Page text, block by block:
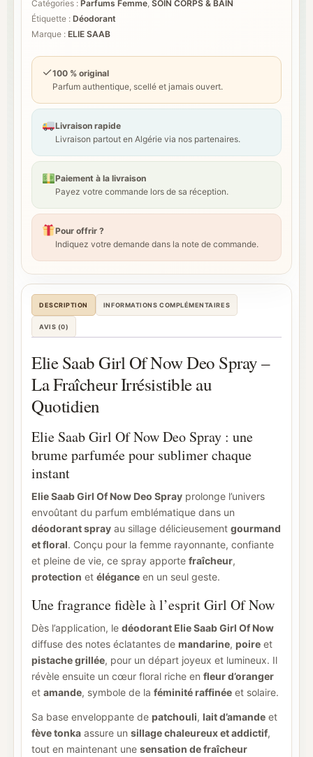
Catégories : Parfums Femme, SOIN CORPS & BAIN
Étiquette : Déodorant
Marque : ELIE SAAB
✓100 % original
Parfum authentique, scellé et jamais ouvert.
Livraison rapide
Livraison partout en Algérie via nos partenaires.
Paiement à la livraison
Payez votre commande lors de sa réception.
Pour offrir ?
Indiquez votre demande dans la note de commande.
DESCRIPTION INFORMATIONS COMPLÉMENTAIRES
AVIS (0)
Elie Saab Girl Of Now Deo Spray –
La Fraîcheur Irrésistible au
Quotidien
Elie Saab Girl Of Now Deo Spray : une
brume parfumée pour sublimer chaque
instant
Elie Saab Girl Of Now Deo Spray prolonge l’univers
envoûtant du parfum emblématique dans un
déodorant spray au sillage délicieusement gourmand
et floral. Conçu pour la femme rayonnante, confiante
et pleine de vie, ce spray apporte fraîcheur,
protection et élégance en un seul geste.
Une fragrance fidèle à l’esprit Girl Of Now
Dès l’application, le déodorant Elie Saab Girl Of Now
diffuse des notes éclatantes de mandarine, poire et
pistache grillée, pour un départ joyeux et lumineux. Il
révèle ensuite un cœur floral riche en fleur d’oranger
et amande, symbole de la féminité raffinée et solaire.
Sa base enveloppante de patchouli, lait d’amande et
fève tonka assure un sillage chaleureux et addictif,
tout en maintenant une sensation de fraîcheur